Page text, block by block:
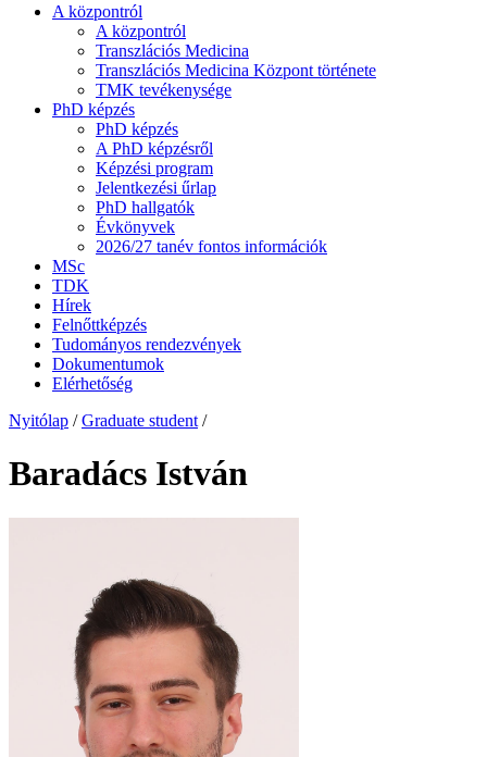
A központról
A központról
Transzlációs Medicina
Transzlációs Medicina Központ története
TMK tevékenysége
PhD képzés
PhD képzés
A PhD képzésről
Képzési program
Jelentkezési űrlap
PhD hallgatók
Évkönyvek
2026/27 tanév fontos információk
MSc
TDK
Hírek
Felnőttképzés
Tudományos rendezvények
Dokumentumok
Elérhetőség
Nyitólap / Graduate student /
Baradács István